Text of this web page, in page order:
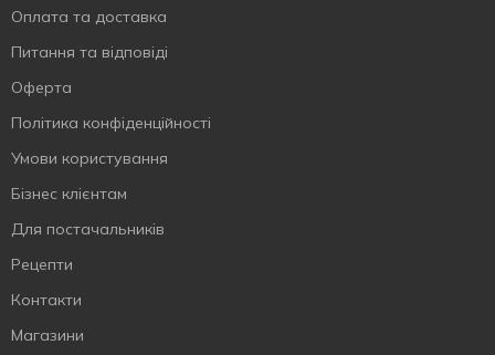
Оплата та доставка
Питання та відповіді
Оферта
Політика конфіденційності
Умови користування
Бізнес клієнтам
Для постачальників
Рецепти
Контакти
Магазини